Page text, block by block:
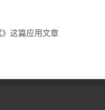
这篇应用文章